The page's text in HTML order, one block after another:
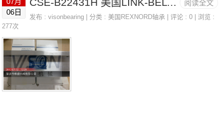
3ZZC3/5K法国SNR轴承3310SC3参数3310SC3价格,3310SC
3采购 热销型号推荐：3310SC3，CSE-B22431H RK6-43N1
Z，P2BE203-SRB-CRE热销品牌推荐：EXFLE201NKR72XL
LH/3AS3310SC33310SC3价格,3310SC3采购3310SC3价格,
3
阅读全文
06日
发布 :visonbearing | 分类 :美国REXNORD轴承 | 评论 : 0 | 浏览 :
277次